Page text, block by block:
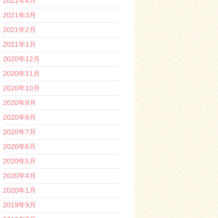
2021年3月
2021年2月
2021年1月
2020年12月
2020年11月
2020年10月
2020年9月
2020年8月
2020年7月
2020年6月
2020年5月
2020年4月
2020年1月
2019年9月